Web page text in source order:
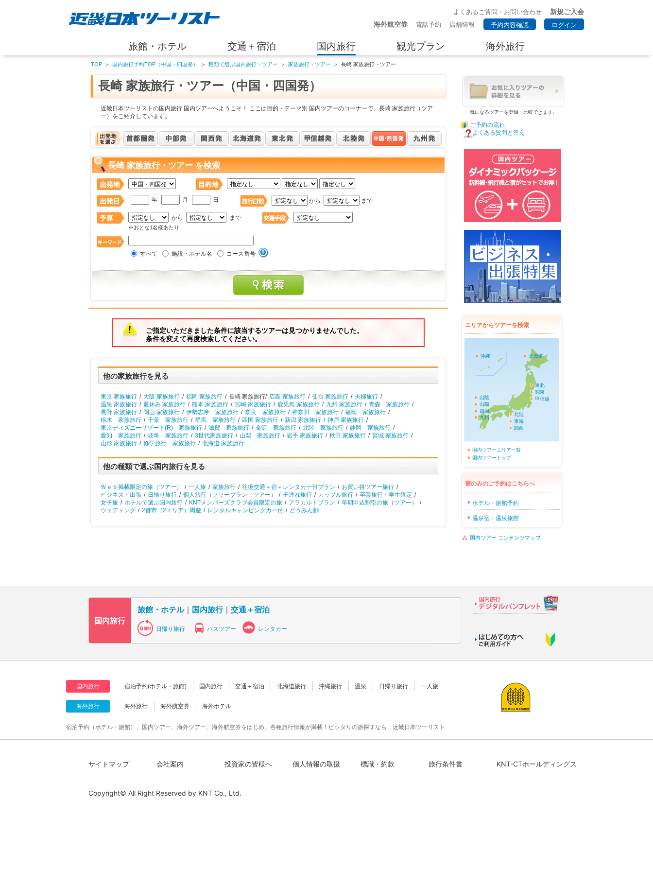
よくあるご質問・お問い合わせ
新規ご入会
海外航空券
電話予約 店舗情報 予約内容確認 ログイン
旅館・ホテル 交通＋宿泊 国内旅行 観光プラン 海外旅行
TOP ＞ 国内旅行予約TOP（中国・四国発） ＞ 種類で選ぶ国内旅行・ツアー ＞ 家族旅行・ツアー ＞ 長崎 家族旅行・ツアー
長崎 家族旅行・ツアー（中国・四国発）
近畿日本ツーリストの国内旅行 国内ツアーへようこそ！ ここは目的・テーマ別 国内ツアーのコーナーで、長崎 家族旅行（ツア
ー）をご紹介しています。
長崎 家族旅行・ツアー を検索
年 月 日 から まで
から まで
※おとな1名様あたり
すべて 施設・ホテル名 コース番号
ご指定いただきました条件に該当するツアーは見つかりませんでした。
条件を変えて再度検索してください。
他の家族旅行を見る
東京 家族旅行 / 大阪 家族旅行 / 福岡 家族旅行 / 長崎 家族旅行/ 広島 家族旅行 / 仙台 家族旅行 / 夫婦旅行 /
温泉 家族旅行 / 夏休み 家族旅行 / 熊本 家族旅行 / 宮崎 家族旅行 / 鹿児島 家族旅行 / 九州 家族旅行 / 青森 家族旅行 /
長野 家族旅行 / 岡山 家族旅行 / 伊勢志摩 家族旅行 / 奈良 家族旅行 / 神奈川 家族旅行 / 福島 家族旅行 /
栃木 家族旅行 / 千葉 家族旅行 / 群馬 家族旅行 / 四国 家族旅行 / 新潟 家族旅行 / 神戸 家族旅行 /
東京ディズニーリゾート(R) 家族旅行 / 滋賀 家族旅行 / 金沢 家族旅行 / 北陸 家族旅行 / 静岡 家族旅行 /
愛知 家族旅行 / 岐阜 家族旅行 / 3世代家族旅行 / 山梨 家族旅行 / 岩手 家族旅行 / 秋田 家族旅行 / 宮城 家族旅行 /
山形 家族旅行 / 修学旅行 家族旅行 / 北海道 家族旅行
他の種類で選ぶ国内旅行を見る
Ｗｅｂ掲載限定の旅（ツアー） / 一人旅 / 家族旅行 / 往復交通＋宿＋レンタカー付プラン / お買い得ツアー旅行 /
ビジネス・出張 / 日帰り旅行 / 個人旅行（フリープラン ツアー） / 子連れ旅行 / カップル旅行 / 卒業旅行・学生限定 /
女子旅 / ホテルで選ぶ国内旅行 / KNTメンバーズクラブ会員限定の旅 / アラカルトプラン / 早期申込割引の旅（ツアー）
/
ウェディング / 2都市（2エリア）周遊 / レンタルキャンピングカー付 / どうみん割
気になるツアーを登録・比較できます。
ご予約の流れ
よくある質問と答え
エリアからツアーを検索
北海道
東北
関東
甲信越
北陸
東海
関西
山陰
山陽
四国
九州
沖縄
国内ツアーエリア一覧
国内ツアートップ
宿のみのご予約はこちらへ
ホテル・旅館予約
温泉宿・温泉旅館
国内ツアー コンテンツマップ
旅館・ホテル｜ 国内旅行｜ 交通＋宿泊
日帰り旅行 バスツアー レンタカー
国内旅行 宿泊予約(ホテル・旅館) 国内旅行 交通＋宿泊 北海道旅行 沖縄旅行 温泉 日帰り旅行 一人旅
海外旅行 海外旅行 海外航空券 海外ホテル
宿泊予約（ホテル・旅館）、国内ツアー、海外ツアー、海外航空券をはじめ、各種旅行情報が満載！ピッタリの旅探すなら 近畿日本ツーリスト
サイトマップ 会社案内 投資家の皆様へ 個人情報の取扱 標識・約款 旅行条件書 KNT-CTホールディングス
Copyright© All Right Reserved by KNT Co., Ltd.